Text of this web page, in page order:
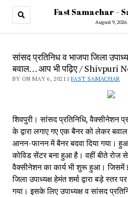
Fast Samachar –
August 9, 2026
सांसद प्रतिनिध व भाजपा जिला
बवाल… आप भी पढ़िए / Shivpuri
BY ON MAY 6, 2021 |FAST SAMACHAR
शिवपुरी। सांसद प्रतिनिधि, वैक्सीनेशन
के द्वारा लगाए गए एक बैनर को लेकर
आनन-फानन में बैनर बदवा दिया गया।
कोविड सेंटर बना हुआ है। वहीं बीते रोज
वैक्सीनेशन का कार्य भी शुरू हुआ। जिसमें
जिला उपाध्यक्ष हेमंत शर्मा द्वारा बड़े
गया। इसके लिए उपाध्यक्ष व सांसद